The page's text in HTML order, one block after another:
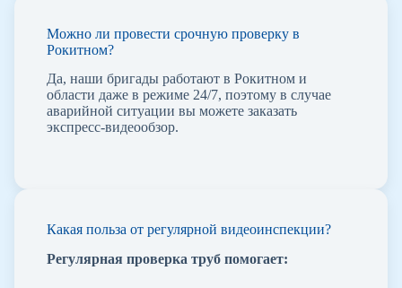
Можно ли провести срочную проверку в
Рокитном?
Да, наши бригады работают в Рокитном и
области даже в режиме 24/7, поэтому в случае
аварийной ситуации вы можете заказать
экспресс-видеообзор.
Какая польза от регулярной видеоинспекции?
Регулярная проверка труб помогает: